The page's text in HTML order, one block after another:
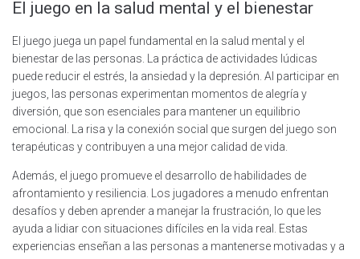
El juego en la salud mental y el bienestar
El juego juega un papel fundamental en la salud mental y el
bienestar de las personas. La práctica de actividades lúdicas
puede reducir el estrés, la ansiedad y la depresión. Al participar en
juegos, las personas experimentan momentos de alegría y
diversión, que son esenciales para mantener un equilibrio
emocional. La risa y la conexión social que surgen del juego son
terapéuticas y contribuyen a una mejor calidad de vida.
Además, el juego promueve el desarrollo de habilidades de
afrontamiento y resiliencia. Los jugadores a menudo enfrentan
desafíos y deben aprender a manejar la frustración, lo que les
ayuda a lidiar con situaciones difíciles en la vida real. Estas
experiencias enseñan a las personas a mantenerse motivadas y a